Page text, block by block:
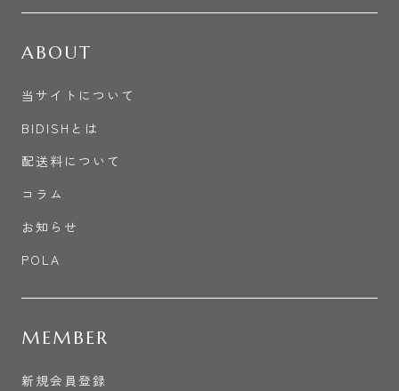
ABOUT
当サイトについて
BIDISHとは
配送料について
コラム
お知らせ
POLA
MEMBER
新規会員登録